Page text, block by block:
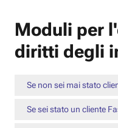
Moduli per
diritti degli
Se non sei mai stato
Se sei stato un cliente